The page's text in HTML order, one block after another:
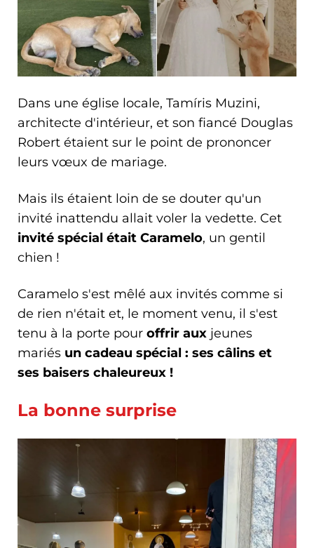
Dans une église locale, Tamíris Muzini,
architecte d'intérieur, et son fiancé Douglas
Robert étaient sur le point de prononcer
leurs vœux de mariage.
Mais ils étaient loin de se douter qu'un
invité inattendu allait voler la vedette. Cet
invité spécial était Caramelo, un gentil
chien !
Caramelo s'est mêlé aux invités comme si
de rien n'était et, le moment venu, il s'est
tenu à la porte pour offrir aux jeunes
mariés un cadeau spécial : ses câlins et
ses baisers chaleureux !
La bonne surprise